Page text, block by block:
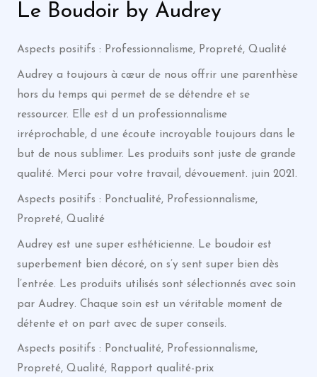
Le Boudoir by Audrey
Aspects positifs : Professionnalisme, Propreté, Qualité
Audrey a toujours à cœur de nous offrir une parenthèse
hors du temps qui permet de se détendre et se
ressourcer. Elle est d un professionnalisme
irréprochable, d une écoute incroyable toujours dans le
but de nous sublimer. Les produits sont juste de grande
qualité. Merci pour votre travail, dévouement. juin 2021.
Aspects positifs : Ponctualité, Professionnalisme,
Propreté, Qualité
Audrey est une super esthéticienne. Le boudoir est
superbement bien décoré, on s’y sent super bien dès
l’entrée. Les produits utilisés sont sélectionnés avec soin
par Audrey. Chaque soin est un véritable moment de
détente et on part avec de super conseils.
Aspects positifs : Ponctualité, Professionnalisme,
Propreté, Qualité, Rapport qualité-prix